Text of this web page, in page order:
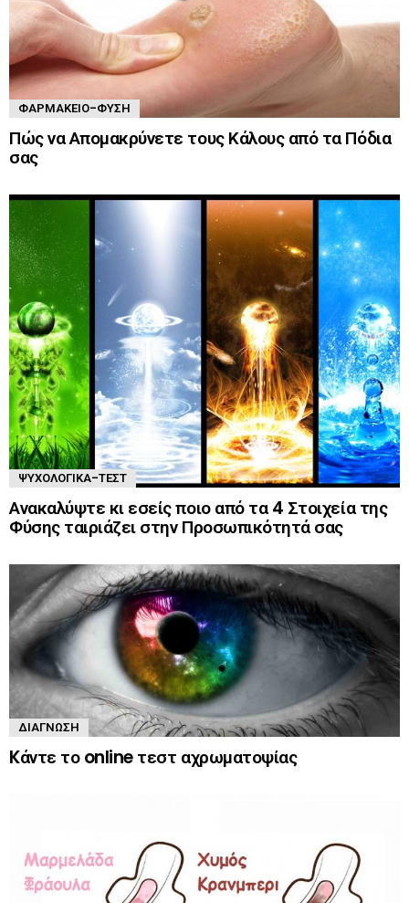
ΦΑΡΜΑΚΕΊΟ-ΦΎΣΗ
Πώς να Απομακρύνετε τους Κάλους από τα Πόδια
σας
ΨΥΧΟΛΟΓΙΚΆ-ΤΈΣΤ
Ανακαλύψτε κι εσείς ποιο από τα 4 Στοιχεία της
Φύσης ταιριάζει στην Προσωπικότητά σας
ΔΙΆΓΝΩΣΗ
Kάντε το online τεστ αχρωματοψίας